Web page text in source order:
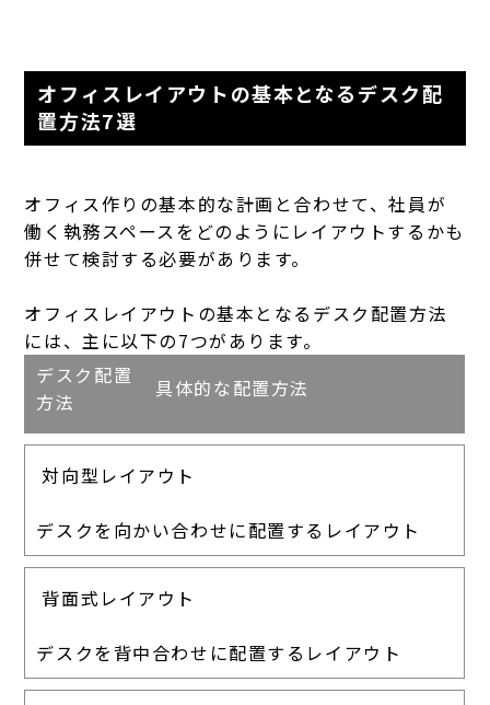
オフィスレイアウトの基本となるデスク配
置方法7選
オフィス作りの基本的な計画と合わせて、社員が
働く執務スペースをどのようにレイアウトするかも
併せて検討する必要があります。
オフィスレイアウトの基本となるデスク配置方法
には、主に以下の7つがあります。
デスク配置
方法
具体的な配置方法
対向型レイアウト
デスクを向かい合わせに配置するレイアウト
背面式レイアウト
デスクを背中合わせに配置するレイアウト